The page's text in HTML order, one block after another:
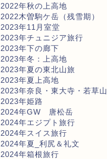
2022年秋の上高地
2022木曽駒ケ岳（残雪期）
2023年11月室堂
2023年チュニジア旅行
2023年下の廊下
2023年冬：上高地
2023年夏の東北山旅
2023年夏上高地
2023年奈良・東大寺・若草山
2023年姫路
2024年GW 唐松岳
2024年エジプト旅行
2024年スイス旅行
2024年夏_利尻＆礼文
2024年箱根旅行